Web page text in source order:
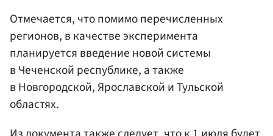
Отмечается, что помимо перечисленных
регионов, в качестве эксперимента
планируется введение новой системы
в Чеченской республике, а также
в Новгородской, Ярославской и Тульской
областях.